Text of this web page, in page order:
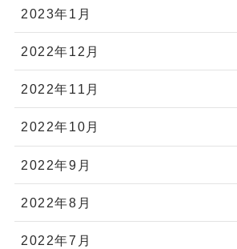
2023年1月
2022年12月
2022年11月
2022年10月
2022年9月
2022年8月
2022年7月